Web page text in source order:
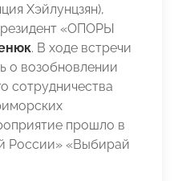
Хэйлунцзян),
«ОПОРЫ
. В ходе встречи
о возобновлении
сотрудничества
прошло в
России» «Выбирай